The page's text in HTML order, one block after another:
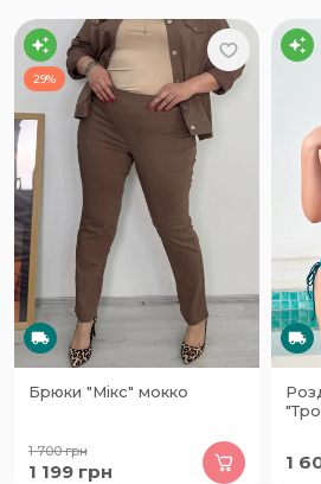
29%
Брюки "Мікс" мокко
1 700грн
1 199 грн 1